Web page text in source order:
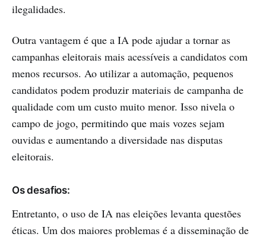
ilegalidades.
Outra vantagem é que a IA pode ajudar a tornar as
campanhas eleitorais mais acessíveis a candidatos com
menos recursos. Ao utilizar a automação, pequenos
candidatos podem produzir materiais de campanha de
qualidade com um custo muito menor. Isso nivela o
campo de jogo, permitindo que mais vozes sejam
ouvidas e aumentando a diversidade nas disputas
eleitorais.
Os desafios:
Entretanto, o uso de IA nas eleições levanta questões
éticas. Um dos maiores problemas é a disseminação de